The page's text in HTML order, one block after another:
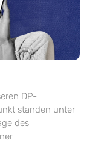
DP-
standen unter
des